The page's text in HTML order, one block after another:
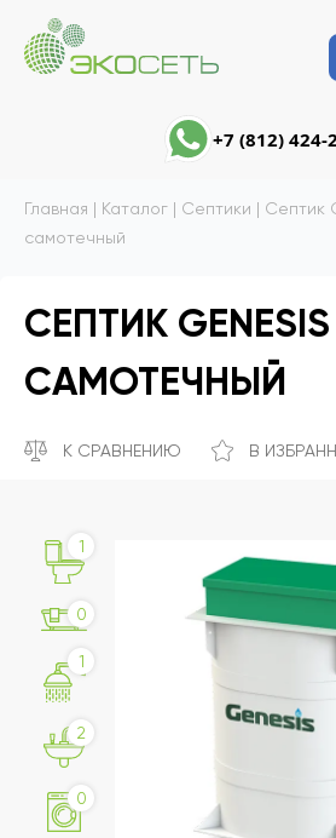
+7 (812) 424-
Главная | Каталог | Септики | Септик
самотечный
СЕПТИК
САМОТЕЧНЫЙ
К СРАВНЕНИЮ В
1
0
1
2
0